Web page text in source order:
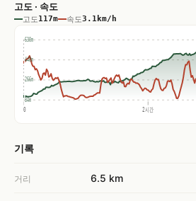
고도 · 속도
고도117m 속도3.1km/h
0 2시간
630m
448m
266m
84m
기록
거리 6.5 km